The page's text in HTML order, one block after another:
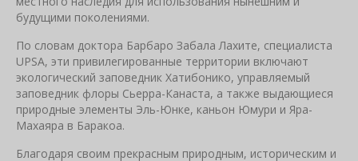
будущими поколениями.
По словам доктора Барбаро Забала Лахите, специалиста
UPSA, эти привилегированные территории включают
экологический заповедник Хатибонико, управляемый
заповедник флоры Сьерра-Канаста, а также выдающиеся
природные элементы Эль-Юнке, каньон Юмури и Яра-
Махаяра в Баракоа.
Благодаря своим прекрасным природным, историческим и